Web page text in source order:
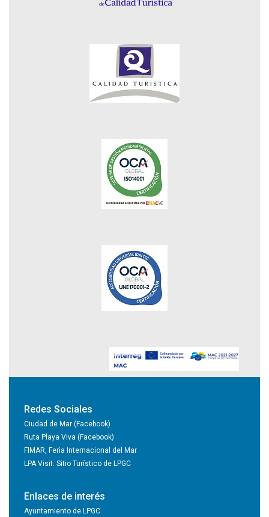
Redes Sociales
Ciudad de Mar (Facebook)
Ruta Playa Viva (Facebook)
FIMAR, Feria Internacional del Mar
LPA Visit. Sitio Turístico de LPGC
Enlaces de interés
Ayuntamiento de LPGC